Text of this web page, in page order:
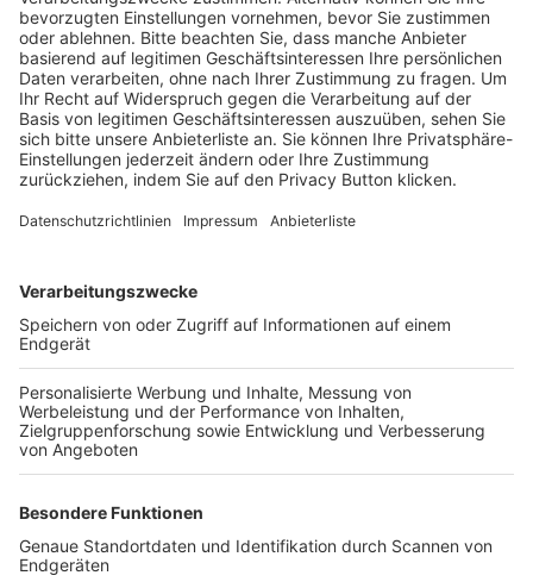
Schulungsangebot Vereinsmitarbeiter
BFV-Geschäftsstellen
Trainerbörse
Login SpielPlus
FOLGE DEM BFV
TOP-VEREINE
TOP-PARTNER